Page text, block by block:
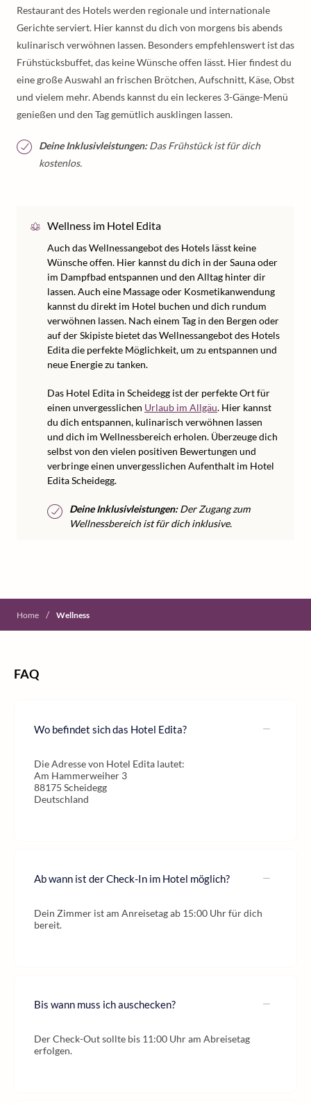
Restaurant des Hotels werden regionale und internationale
Gerichte serviert. Hier kannst du dich von morgens bis abends
kulinarisch verwöhnen lassen. Besonders empfehlenswert ist das
Frühstücksbuffet, das keine Wünsche offen lässt. Hier findest du
eine große Auswahl an frischen Brötchen, Aufschnitt, Käse, Obst
und vielem mehr. Abends kannst du ein leckeres 3-Gänge-Menü
genießen und den Tag gemütlich ausklingen lassen.
Deine Inklusivleistungen:Das Frühstück ist für dich
kostenlos.
Wellness im Hotel Edita
Auch das Wellnessangebot des Hotels lässt keine
Wünsche offen. Hier kannst du dich in der Sauna oder
im Dampfbad entspannen und den Alltag hinter dir
lassen. Auch eine Massage oder Kosmetikanwendung
kannst du direkt im Hotel buchen und dich rundum
verwöhnen lassen. Nach einem Tag in den Bergen oder
auf der Skipiste bietet das Wellnessangebot des Hotels
Edita die perfekte Möglichkeit, um zu entspannen und
neue Energie zu tanken.
Das Hotel Edita in Scheidegg ist der perfekte Ort für
einen unvergesslichen Urlaub im Allgäu. Hier kannst
du dich entspannen, kulinarisch verwöhnen lassen
und dich im Wellnessbereich erholen. Überzeuge dich
selbst von den vielen positiven Bewertungen und
verbringe einen unvergesslichen Aufenthalt im Hotel
Edita Scheidegg.
Deine Inklusivleistungen:Der Zugang zum
Wellnessbereich ist für dich inklusive.
Home / Wellness
FAQ
Wo befindet sich das Hotel Edita?
Die Adresse von Hotel Edita lautet:
Am Hammerweiher 3
88175 Scheidegg
Deutschland
Ab wann ist der Check-In im Hotel möglich?
Dein Zimmer ist am Anreisetag ab 15:00 Uhr für dich
bereit.
Bis wann muss ich auschecken?
Der Check-Out sollte bis 11:00 Uhr am Abreisetag
erfolgen.